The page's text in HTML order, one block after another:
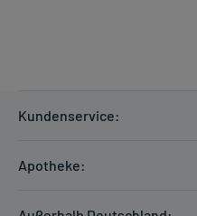
Kundenservice:
Zahlungsarten
Apotheke: